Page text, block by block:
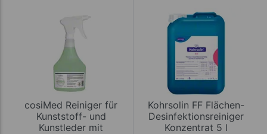
cosiMed Reiniger für
Kunststoff- und
Kunstleder mit
Kohrsolin FF Flächen-
Desinfektionsreiniger
Konzentrat 5 l